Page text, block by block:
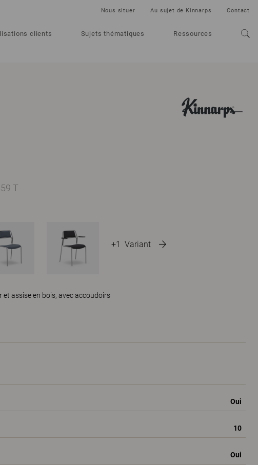
clients Sujets thématiques Ressources
Nous situer Au sujet de Kinnarps Contact
+1 Variant
T
et assise en bois, avec accoudoirs
Oui
10
Oui